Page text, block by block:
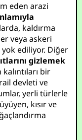
eden arazi
kaldırma
veya askeri
ediliyor. Diğer
gizlemek
bir
devleti ve
yerli türlerle
kısır ve